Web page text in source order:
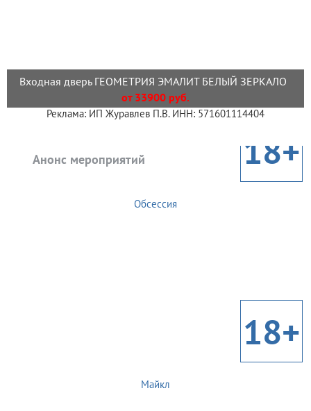
Входная дверь ГЕОМЕТРИЯ ЭМАЛИТ БЕЛЫЙ ЗЕРКАЛО
от 33900 руб.
Реклама: ИП Журавлев П.В. ИНН: 571601114404
Анонс мероприятий 18+
Обсессия
18+
Майкл